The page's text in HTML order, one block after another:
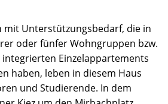
mit Unterstützungsbedarf, die in
oder fünfer Wohngruppen bzw.
Einzelappartements
haben, leben in diesem Haus
und Studierende. In dem